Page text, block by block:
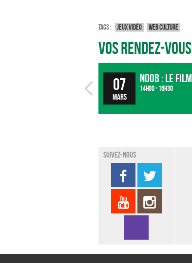
Tags : Jeux vidéo Web culture
Vos rendez-vous
07
mars
Noob : le film
14h00 - 16h30
Suivez-nous